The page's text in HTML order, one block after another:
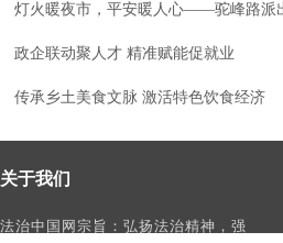
灯火暖夜市，平安暖人心——驼峰路派
政企联动聚人才 精准赋能促就业
传承乡土美食文脉 激活特色饮食经济
关于我们
法治中国网宗旨：弘扬法治精神，强